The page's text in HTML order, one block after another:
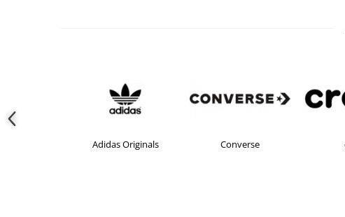
Adidas Originals Converse